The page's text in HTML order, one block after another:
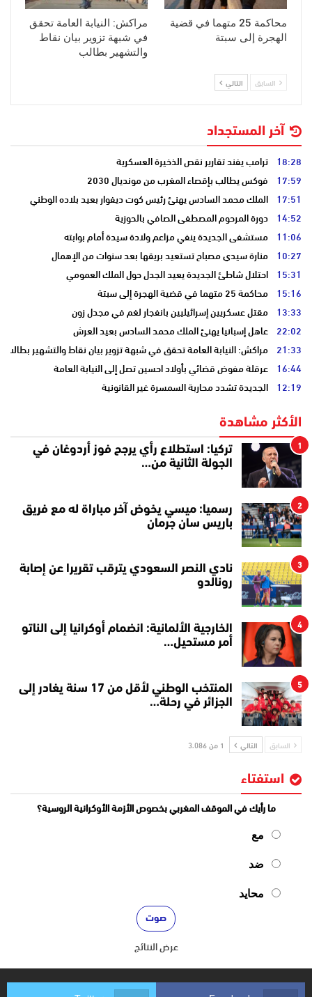
محاكمة 25 متهما في قضية
الهجرة إلى سبتة
مراكش: النيابة العامة تحقق
في شبهة تزوير بيان نقاط
والتشهير بطالب
السابق التالي
آخر المستجداد
18:28 ترامب يفند تقارير نقص الذخيرة العسكرية
17:59 فوكس يطالب بإقصاء المغرب من مونديال 2030
17:51 الملك محمد السادس يهنئ رئيس كوت ديفوار بعيد بلاده الوطني
14:52 دورة المرحوم المصطفى الصافي بالحوزية
11:06 مستشفى الجديدة ينفي مزاعم ولادة سيدة أمام بوابته
10:27 منارة سيدي مصباح تستعيد بريقها بعد سنوات من الإهمال
15:31 احتلال شاطئ الجديدة يعيد الجدل حول الملك العمومي
15:16 محاكمة 25 متهما في قضية الهجرة إلى سبتة
13:33 مقتل عسكريين إسرائيليين بانفجار لغم في مجدل زون
22:02 عاهل إسبانيا يهنئ الملك محمد السادس بعيد العرش
21:33 مراكش: النيابة العامة تحقق في شبهة تزوير بيان نقاط والتشهير بطالب
16:44 عرقلة مفوض قضائي بأولاد احسين تصل إلى النيابة العامة
12:19 الجديدة تشدد محاربة السمسرة غير القانونية
الأكثر مشاهدة
1
تركيا: استطلاع رأي يرجح فوز أردوغان في
الجولة الثانية من…
2
رسميا: ميسي يخوض آخر مباراة له مع فريق
باريس سان جرمان
3
نادي النصر السعودي يترقب تقريرا عن إصابة
رونالدو
4
الخارجية الألمانية: انضمام أوكرانيا إلى الناتو
أمر مستحيل…
5
المنتخب الوطني لأقل من 17 سنة يغادر إلى
الجزائر في رحلة…
السابق التالي 1 من 3٬086
استفتاء
ما رأيك في الموقف المغربي بخصوص الأزمة الأوكرانية الروسية؟
مع
ضد
محايد
عرض النتائج